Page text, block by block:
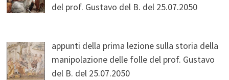
del prof. Gustavo del B. del 25.07.2050
appunti della prima lezione sulla storia della
manipolazione delle folle del prof. Gustavo
del B. del 25.07.2050